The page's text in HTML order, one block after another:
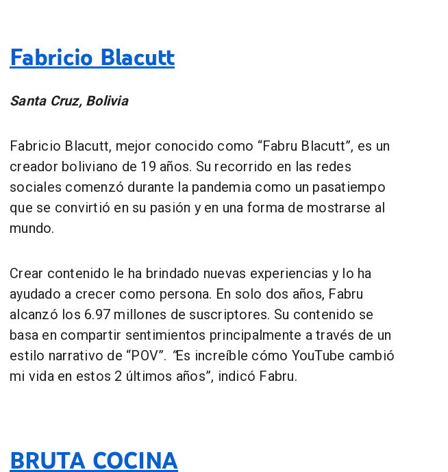
Fabricio Blacutt
Santa Cruz, Bolivia
Fabricio Blacutt, mejor conocido como “Fabru Blacutt”, es un
creador boliviano de 19 años. Su recorrido en las redes
sociales comenzó durante la pandemia como un pasatiempo
que se convirtió en su pasión y en una forma de mostrarse al
mundo.
Crear contenido le ha brindado nuevas experiencias y lo ha
ayudado a crecer como persona. En solo dos años, Fabru
alcanzó los 6.97 millones de suscriptores. Su contenido se
basa en compartir sentimientos principalmente a través de un
estilo narrativo de “POV”. “Es increíble cómo YouTube cambió
mi vida en estos 2 últimos años”, indicó Fabru.
BRUTA COCINA